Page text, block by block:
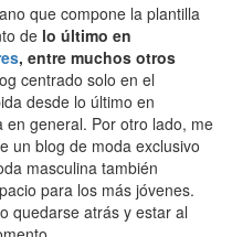
que compone la plantilla
de lo último en
, entre muchos otros
centrado solo en el
desde lo último en
en general. Por otro lado, me
un blog de moda exclusivo
masculina también
para los más jóvenes.
quedarse atrás y estar al